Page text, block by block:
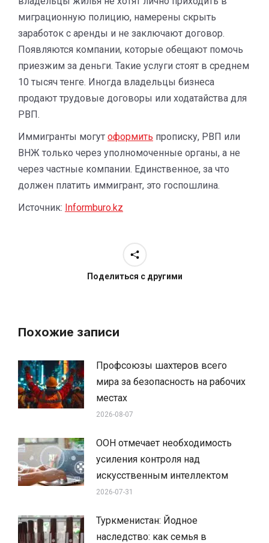
миграционную полицию, намерены скрыть
заработок с аренды и не заключают договор.
Появляются компании, которые обещают помочь
приезжим за деньги. Такие услуги стоят в среднем
10 тысяч тенге. Иногда владельцы бизнеса
продают трудовые договоры или ходатайства для
РВП.
Иммигранты могут оформить прописку, РВП или
ВНЖ только через уполномоченные органы, а не
через частные компании. Единственное, за что
должен платить иммигрант, это госпошлина.
Источник: Informburo.kz
Поделиться с другими
Похожие записи
Профсоюзы шахтеров всего
мира за безопасность на рабочих
местах
2026-08-07
ООН отмечает необходимость
усиления контроля над
искусственным интеллектом
2026-07-31
Туркменистан: Йодное
наследство: как семья в